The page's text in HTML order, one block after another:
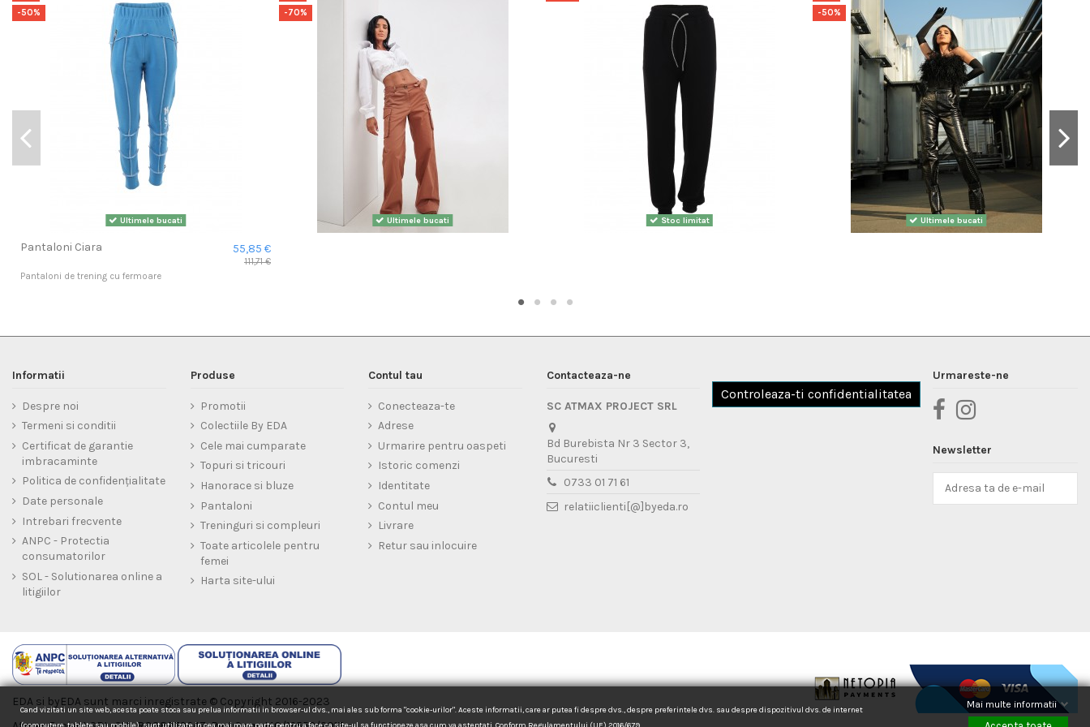
-50%
Ultimele bucati
Pantaloni Ciara 55,85 €
111,71 €
Pantaloni de trening cu fermoare
-70%
Ultimele bucati Stoc limitat
-50%
Ultimele bucati
Informatii
Despre noi
Termeni si conditii
Certificat de garantie
imbracaminte
Politica de confidențialitate
Date personale
Intrebari frecvente
ANPC - Protectia
consumatorilor
SOL - Solutionarea online a
litigiilor
Produse
Promotii
Colectiile By EDA
Cele mai cumparate
Topuri si tricouri
Hanorace si bluze
Pantaloni
Treninguri si compleuri
Toate articolele pentru
femei
Harta site-ului
Contul tau
Conecteaza-te
Adrese
Urmarire pentru oaspeti
Istoric comenzi
Identitate
Contul meu
Livrare
Retur sau inlocuire
Contacteaza-ne
SC ATMAX PROJECT SRL
Bd Burebista Nr 3 Sector 3,
Bucuresti
0733 01 71 61
relatiiclienti[@]byeda.ro
Controleaza-ti confidentialitatea
Urmareste-ne
Newsletter
EDA si byEDA sunt marci inregistrate © Copyright 2016-2023
Cand vizitati un site web, acesta poate stoca sau prelua informatii in browser-ul dvs., mai ales sub forma "cookie-urilor". Aceste informatii, care ar putea fi despre dvs., despre preferintele dvs. sau despre dispozitivul dvs. de internet
Mai multe informatii